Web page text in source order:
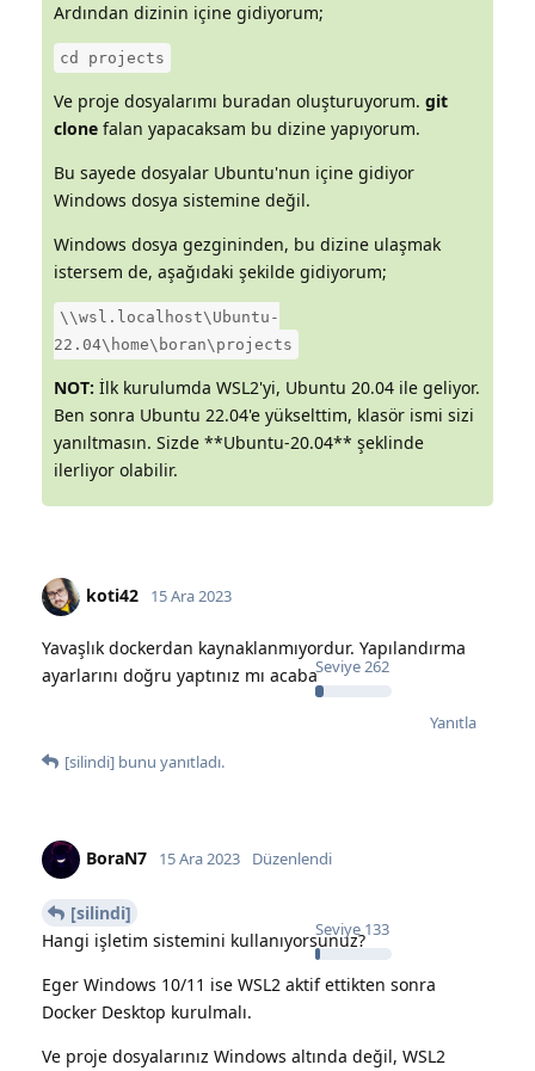
Ardından dizinin içine gidiyorum;
cd projects
Ve proje dosyalarımı buradan oluşturuyorum. git
clone falan yapacaksam bu dizine yapıyorum.
Bu sayede dosyalar Ubuntu'nun içine gidiyor
Windows dosya sistemine değil.
Windows dosya gezgininden, bu dizine ulaşmak
istersem de, aşağıdaki şekilde gidiyorum;
\\wsl.localhost\Ubuntu-
22.04\home\boran\projects
NOT: İlk kurulumda WSL2'yi, Ubuntu 20.04 ile geliyor.
Ben sonra Ubuntu 22.04'e yükselttim, klasör ismi sizi
yanıltmasın. Sizde **Ubuntu-20.04** şeklinde
ilerliyor olabilir.
koti42
Seviye262
15 Ara 2023
Yavaşlık dockerdan kaynaklanmıyordur. Yapılandırma
ayarlarını doğru yaptınız mı acaba
Yanıtla
[silindi] bunu yanıtladı.
BoraN7
Seviye 133
15 Ara 2023 Düzenlendi
[silindi]
Hangi işletim sistemini kullanıyorsunuz?
Eger Windows 10/11 ise WSL2 aktif ettikten sonra
Docker Desktop kurulmalı.
Ve proje dosyalarınız Windows altında değil, WSL2